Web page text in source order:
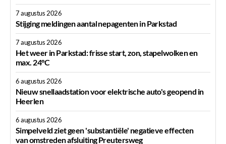
7 augustus 2026
Stijging meldingen aantal nepagenten in Parkstad
7 augustus 2026
Het weer in Parkstad: frisse start, zon, stapelwolken en
max. 24°C
6 augustus 2026
Nieuw snellaadstation voor elektrische auto's geopend in
Heerlen
6 augustus 2026
Simpelveld ziet geen 'substantiële' negatieve effecten
van omstreden afsluiting Preutersweg